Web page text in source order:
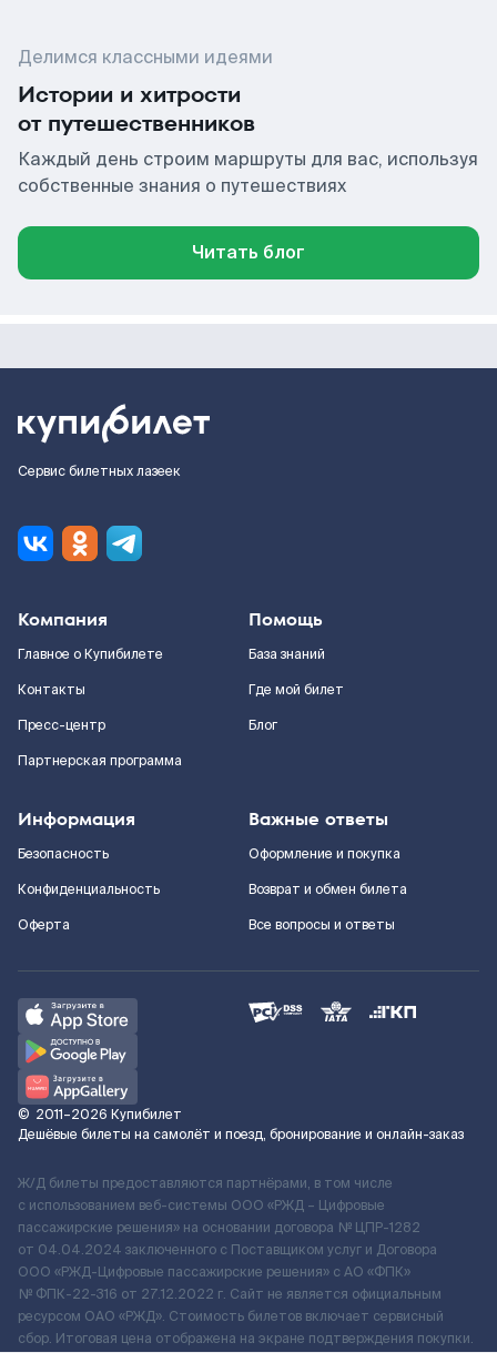
Делимся классными идеями
Истории и хитрости
от путешественников
Каждый день строим маршруты для вас, используя
собственные знания о путешествиях
Читать блог
Сервис билетных лазеек
Компания
Главное о Купибилете
Контакты
Пресс-центр
Партнерская программа
Помощь
База знаний
Где мой билет
Блог
Информация
Безопасность
Конфиденциальность
Оферта
Важные ответы
Оформление и покупка
Возврат и обмен билета
Все вопросы и ответы
© 2011–2026 Купибилет
Дешёвые билеты на самолёт и поезд, бронирование и онлайн-заказ
Ж/Д билеты предоставляются партнёрами, в том числе
с использованием веб-системы ООО «РЖД – Цифровые
пассажирские решения» на основании договора № ЦПР-1282
от 04.04.2024 заключенного с Поставщиком услуг и Договора
ООО «РЖД-Цифровые пассажирские решения» c АО «ФПК»
№ ФПК-22-316 от 27.12.2022 г. Сайт не является официальным
ресурсом ОАО «РЖД». Стоимость билетов включает сервисный
сбор. Итоговая цена отображена на экране подтверждения покупки.